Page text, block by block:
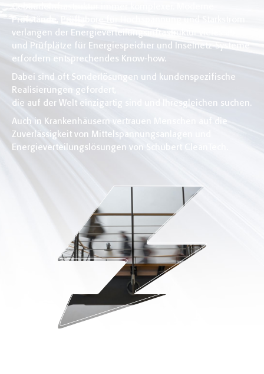
Prüfstände, Prüflabore für Hochspannung und Starkstrom
verlangen der Energieverteilungsinfrastruktur vieles ab
und Prüfplätze für Energiespeicher und Inselnetz-Systeme
erfordern entsprechendes Know-how.
Dabei sind oft Sonderlösungen und kundenspezifische
Realisierungen gefordert,
die auf der Welt einzigartig sind und Ihresgleichen suchen.
Auch in Krankenhäusern vertrauen Menschen auf die
Zuverlässigkeit von Mittelspannungsanlagen und
Energieverteilungslösungen von Schubert CleanTech.